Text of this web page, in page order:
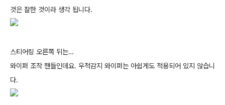
것은 잘한 것이라 생각 됩니다.
스티어링 오른쪽 뒤는…
와이퍼 조작 핸들인데요. 우적감지 와이퍼는 아쉽게도 적용되어 있지 않습니
다.